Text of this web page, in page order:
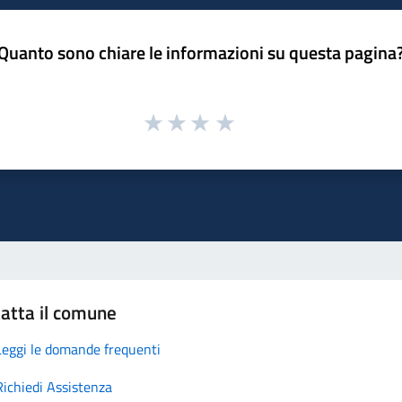
sono chiare le informazioni su questa
il comune
le domande frequenti
Assistenza